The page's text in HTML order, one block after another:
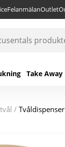
FelanmälanOutlet
Take Away
/